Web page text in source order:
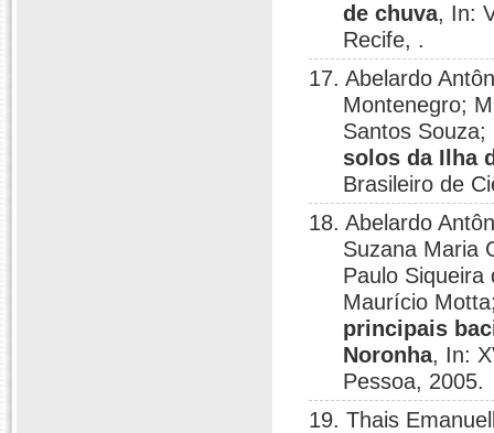
de chuva, In:
Recife, .
17. Abelardo
Montenegro;
Santos
solos da Ilha
Brasileiro de
18. Abelardo
Suzana Maria
Paulo
Maurício
principais
Noronha, In:
Pessoa, 2005.
19. Thais